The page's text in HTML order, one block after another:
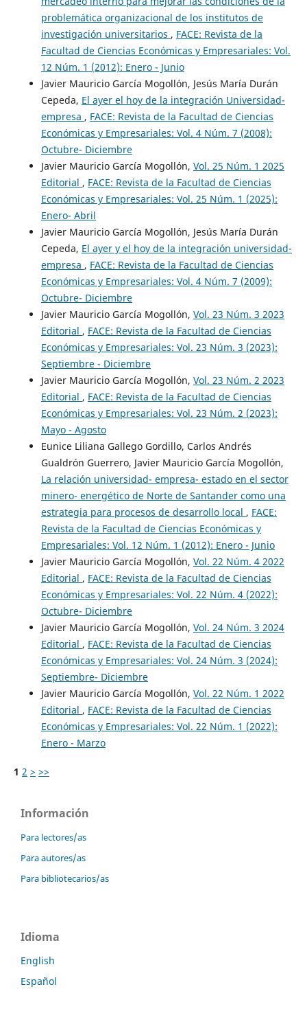
problemática organizacional de los institutos de
investigación universitarios , FACE: Revista de la
Facultad de Ciencias Económicas y Empresariales: Vol.
12 Núm. 1 (2012): Enero - Junio
Javier Mauricio García Mogollón, Jesús María Durán
Cepeda, El ayer el hoy de la integración Universidad-
empresa , FACE: Revista de la Facultad de Ciencias
Económicas y Empresariales: Vol. 4 Núm. 7 (2008):
Octubre- Diciembre
Javier Mauricio García Mogollón, Vol. 25 Núm. 1 2025
Editorial , FACE: Revista de la Facultad de Ciencias
Económicas y Empresariales: Vol. 25 Núm. 1 (2025):
Enero- Abril
Javier Mauricio García Mogollón, Jesús María Durán
Cepeda, El ayer y el hoy de la integración universidad-
empresa , FACE: Revista de la Facultad de Ciencias
Económicas y Empresariales: Vol. 4 Núm. 7 (2009):
Octubre- Diciembre
Javier Mauricio García Mogollón, Vol. 23 Núm. 3 2023
Editorial , FACE: Revista de la Facultad de Ciencias
Económicas y Empresariales: Vol. 23 Núm. 3 (2023):
Septiembre - Diciembre
Javier Mauricio García Mogollón, Vol. 23 Núm. 2 2023
Editorial , FACE: Revista de la Facultad de Ciencias
Económicas y Empresariales: Vol. 23 Núm. 2 (2023):
Mayo - Agosto
Eunice Liliana Gallego Gordillo, Carlos Andrés
Gualdrón Guerrero, Javier Mauricio García Mogollón,
La relación universidad- empresa- estado en el sector
minero- energético de Norte de Santander como una
estrategia para procesos de desarrollo local , FACE:
Revista de la Facultad de Ciencias Económicas y
Empresariales: Vol. 12 Núm. 1 (2012): Enero - Junio
Javier Mauricio García Mogollón, Vol. 22 Núm. 4 2022
Editorial , FACE: Revista de la Facultad de Ciencias
Económicas y Empresariales: Vol. 22 Núm. 4 (2022):
Octubre- Diciembre
Javier Mauricio García Mogollón, Vol. 24 Núm. 3 2024
Editorial , FACE: Revista de la Facultad de Ciencias
Económicas y Empresariales: Vol. 24 Núm. 3 (2024):
Septiembre- Diciembre
Javier Mauricio García Mogollón, Vol. 22 Núm. 1 2022
Editorial , FACE: Revista de la Facultad de Ciencias
Económicas y Empresariales: Vol. 22 Núm. 1 (2022):
Enero - Marzo
1 2 > >>
Información
Para lectores/as
Para autores/as
Para bibliotecarios/as
Idioma
English
Español